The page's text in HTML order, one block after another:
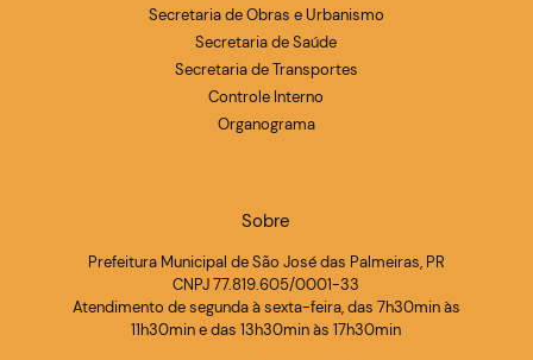
Secretaria de Obras e Urbanismo
Secretaria de Saúde
Secretaria de Transportes
Controle Interno
Organograma
Sobre
Prefeitura Municipal de São José das Palmeiras, PR
CNPJ 77.819.605/0001-33
Atendimento de segunda à sexta-feira, das 7h30min às
11h30min e das 13h30min às 17h30min